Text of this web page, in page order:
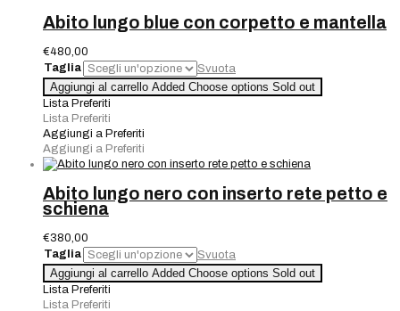
Abito lungo blue con corpetto e mantella
€480,00
Taglia
Svuota
Abito
lungo
blue
con
corpetto
e
mantella
quantità
Aggiungi al carrello Added Choose options Sold out
Lista Preferiti
Lista Preferiti
Aggiungi a Preferiti
Aggiungi a Preferiti
Abito lungo nero con inserto rete petto e
schiena
€380,00
Taglia
Svuota
Abito
lungo
nero
Aggiungi al carrello Added Choose options Sold out
Lista Preferiti
Lista Preferiti